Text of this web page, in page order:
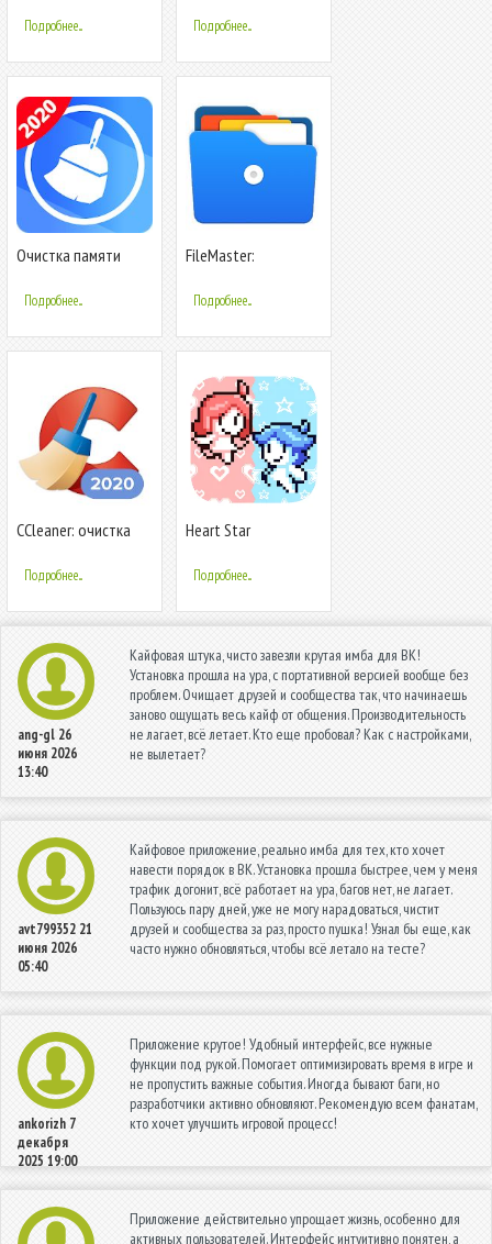
очистить мусор
Подробнее... Подробнее...
Очистка памяти
на Андроид 2020
Подробнее...
FileMaster:
передача и очистка
файлов
Подробнее...
CCleaner: очистка
оптимизация,
бесплатно
Подробнее...
Heart Star
Подробнее...
ang-gl 26
июня 2026
13:40
Кайфовая штука, чисто завезли крутая имба для ВК!
Установка прошла на ура, с портативной версией вообще без
проблем. Очищает друзей и сообщества так, что начинаешь
заново ощущать весь кайф от общения. Производительность
не лагает, всё летает. Кто еще пробовал? Как с настройками,
не вылетает?
avt799352 21
июня 2026
05:40
Кайфовое приложение, реально имба для тех, кто хочет
навести порядок в ВК. Установка прошла быстрее, чем у меня
трафик догонит, всё работает на ура, багов нет, не лагает.
Пользуюсь пару дней, уже не могу нарадоваться, чистит
друзей и сообщества за раз, просто пушка! Узнал бы еще, как
часто нужно обновляться, чтобы всё летало на тесте?
ankorizh 7
декабря
2025 19:00
Приложение крутое! Удобный интерфейс, все нужные
функции под рукой. Помогает оптимизировать время в игре и
не пропустить важные события. Иногда бывают баги, но
разработчики активно обновляют. Рекомендую всем фанатам,
кто хочет улучшить игровой процесс!
Приложение действительно упрощает жизнь, особенно для
активных пользователей. Интерфейс интуитивно понятен, а